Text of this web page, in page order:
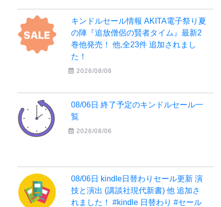
キンドルセール情報 AKITA電子祭り夏
の陣『追放僧侶の賢者タイム』最新2
巻他発売！ 他,全23件 追加されまし
た！
2026/08/06
08/06日 終了予定のキンドルセール一
覧
2026/08/06
08/06日 kindle日替わりセール更新 演
技と演出 (講談社現代新書) 他 追加さ
れました！ #kindle 日替わり #セール